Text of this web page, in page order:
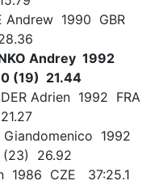
Andrew 1990 GBR
Andrey 1992
(19) 21.44
Adrien 1992 FRA
1992
26.92
1986 CZE 37:25.1